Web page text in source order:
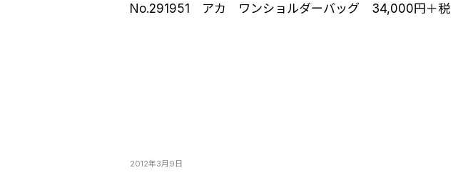
No.291951 アカ ワンショルダーバッグ 34,000円＋税
2012年3月9日